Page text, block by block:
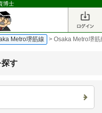
博士
Metro堺筋線 > Osaka Metro堺
す